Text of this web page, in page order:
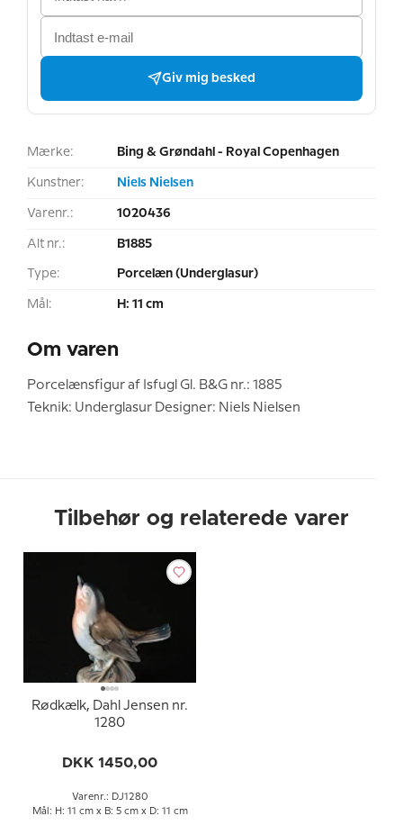
Giv mig besked
Mærke: Bing & Grøndahl - Royal Copenhagen
Kunstner: Niels Nielsen
Varenr.: 1020436
Alt nr.: B1885
Type: Porcelæn (Underglasur)
Mål: H: 11 cm
Om varen
Porcelænsfigur af Isfugl Gl. B&G nr.: 1885
Teknik: Underglasur Designer: Niels Nielsen
Tilbehør og relaterede varer
Rødkælk, Dahl Jensen nr.
1280
DKK 1450,00
Varenr.: DJ1280
Mål: H: 11 cm x B: 5 cm x D: 11 cm